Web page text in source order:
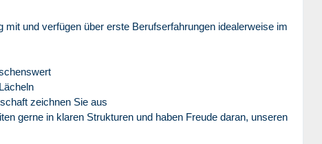
und verfügen über erste Berufserfahrungen idealerweise im
zeichnen Sie aus
gerne in klaren Strukturen und haben Freude daran, unseren